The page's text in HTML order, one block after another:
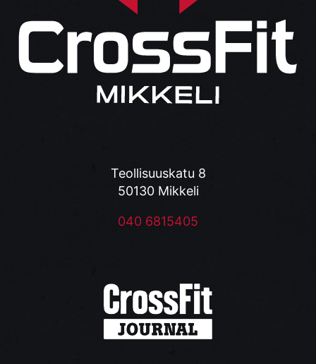
Teollisuuskatu 8
50130 Mikkeli
040 6815405